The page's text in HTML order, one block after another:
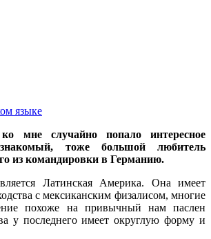
языке
мне случайно попало интересное
тоже большой любитель
из командировки в Германию.
Латинская Америка. Она имеет
с мексиканским физалисом, многие
похоже на привычный нам паслен
у последнего имеет округлую форму и